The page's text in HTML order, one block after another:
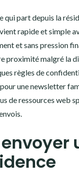
qui part depuis la
rapide et simple
et sans pression
proximité malgré la
règles de
une newsletter
de ressources web